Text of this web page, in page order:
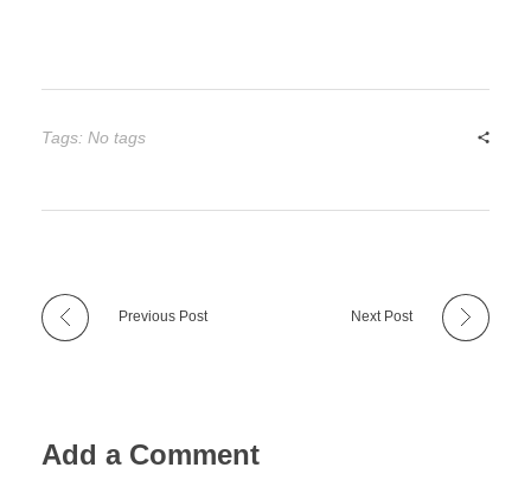
百萬旗艦計畫
Tags: No tags
Previous Post Next Post
Add a Comment